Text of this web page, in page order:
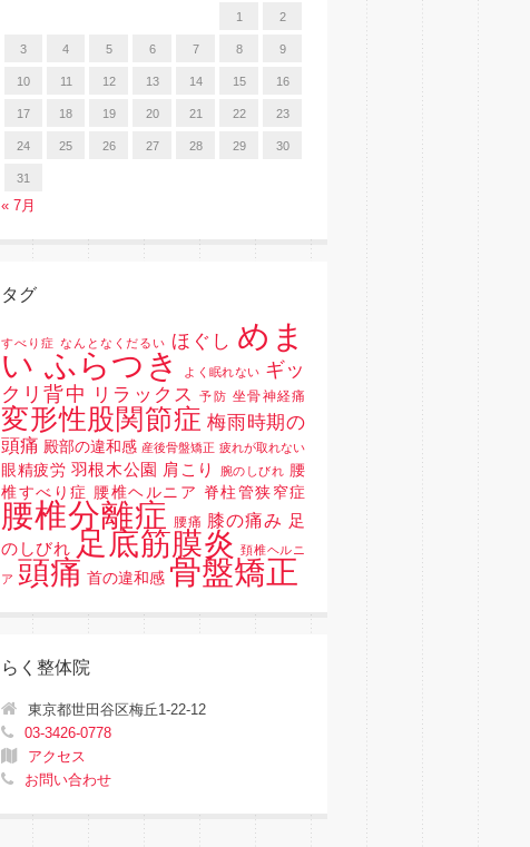
1 2
3 4 5 6 7 8 9
10 11 12 13 14 15 16
17 18 19 20 21 22 23
24 25 26 27 28 29 30
31
« 7月
タグ
すべり症 なんとなくだるい ほぐし めま
い ふらつき
よく眠れない ギッ
クリ背中
リラックス 予防 坐骨神経痛
変形性股関節症 梅雨時期の
頭痛 殿部の違和感 産後骨盤矯正 疲れが取れない
眼精疲労 羽根木公園 肩こり 腕のしびれ 腰
椎すべり症 腰椎ヘルニア 脊柱管狭窄症
腰椎分離症 腰痛 膝の痛み 足
のしびれ 足底筋膜炎 頚椎ヘルニ
ア 頭痛 首の違和感 骨盤矯正
らく整体院
東京都世田谷区梅丘1-22-12
03-3426-0778
アクセス
お問い合わせ